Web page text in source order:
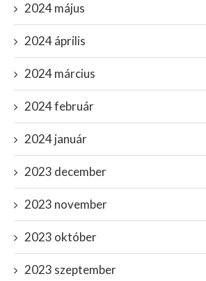
2024 május
2024 április
2024 március
2024 február
2024 január
2023 december
2023 november
2023 október
2023 szeptember